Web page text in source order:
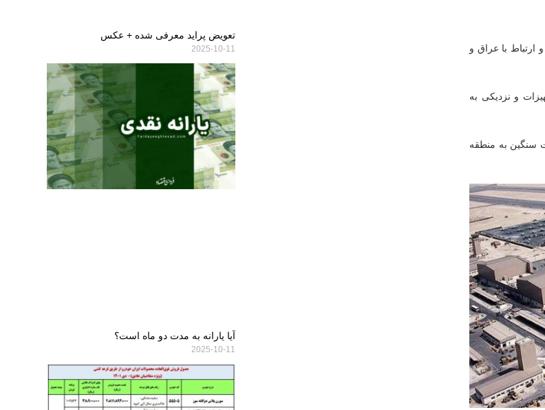
ارتباط با عراق و
و نزدیکی به
سنگین به منطقه
تعویض پراید معرفی شده + عکس
2025-10-11
آیا یارانه به مدت دو ماه است؟
2025-10-11